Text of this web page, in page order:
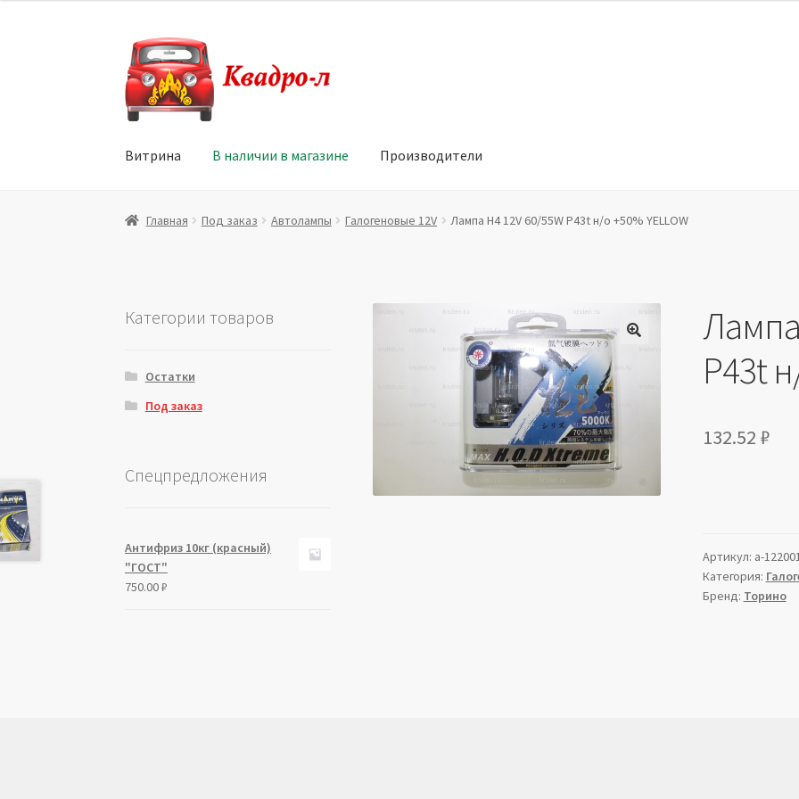
Перейти
к
навигации
Перейти
к
содержимому
Витрина В наличии в магазине Производители
Главная Витрина Мой аккаунт Политика в отношении обработки персональных данныхПроизводители
Главная Под заказ Автолампы Галогеновые 12V Лампа H4 12V 60/55W P43t н/о +50% YELLOW
P43t
132.52 ₽
Артикул: a-
Категория:
Бренд: Торино
Категории товаров
Остатки
Под заказ
Спецпредложения
Антифриз 10кг (красный)
"ГОСТ"
750.00₽